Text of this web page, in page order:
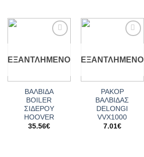
ΕΞΑΝΤΛΗΜΈΝΟ
ΒΑΛΒΙΔΑ
BOILER
ΣΙΔΕΡΟΥ
HOOVER
35.56€
ΕΞΑΝΤΛΗΜΈΝΟ
ΡΑΚΟΡ
ΒΑΛΒΙΔΑΣ
DELONGI
VVX1000
7.01€